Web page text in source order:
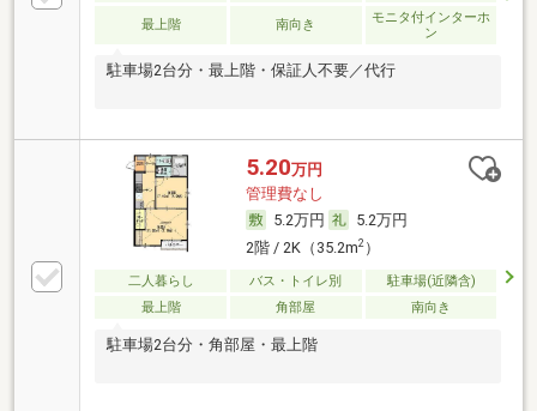
最上階 南向き
モニタ付インターホ
ン
駐車場2台分・最上階・保証人不要／代行
5.20万円
管理費なし
5.2万円
5.2万円
2階 / 2K（35.2m2）
二人暮らし バス・トイレ別
駐車場(近隣含)
最上階
角部屋 南向き
駐車場2台分・角部屋・最上階